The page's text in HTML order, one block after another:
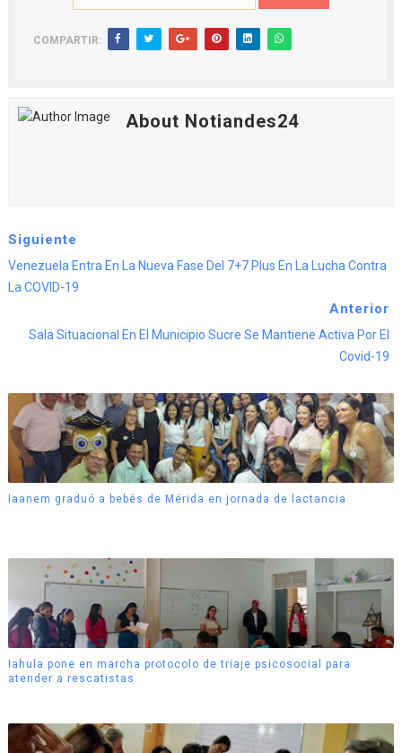
COMPARTIR:
About Notiandes24
Siguiente
Venezuela Entra En La Nueva Fase Del 7+7 Plus En La Lucha Contra
La COVID-19
Anterior
Sala Situacional En El Municipio Sucre Se Mantiene Activa Por El
Covid-19
Iaanem graduó a bebés de Mérida en jornada de lactancia
Iahula pone en marcha protocolo de triaje psicosocial para
atender a rescatistas